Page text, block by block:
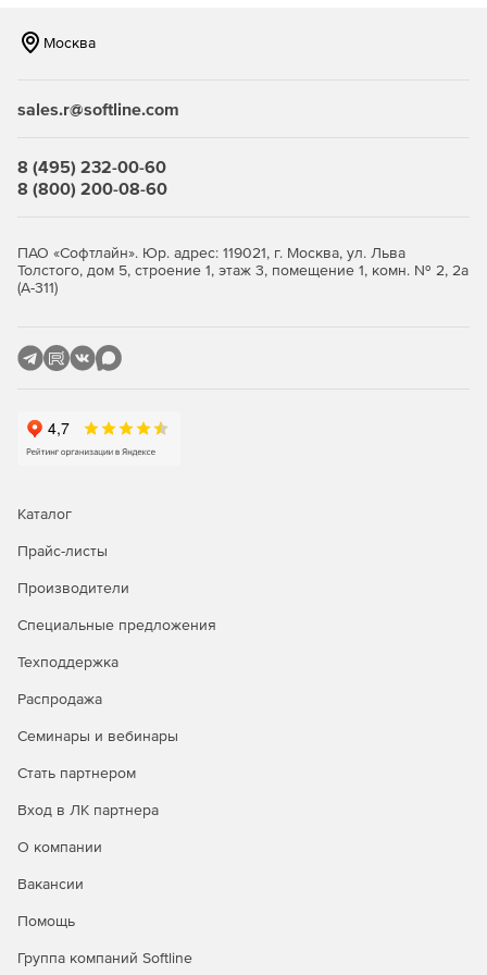
Техподдержка Premium:
телефону, а также через удаленный сеанс
подключения к компьютеру заказчика.
Помощь по продуктам DSS V6, DSS V6 Lite, DSS V7 и
до 4 рабочих часов.
заказчик может оставить заявку о своей проблеме, и
немедленно.
знаний Open-E.
телефону, а также через удаленный сеанс
Приобретается на 1 или 3 года.
Помощь по продуктам DSS V6, DSS V6 Lite, DSS V7 и
Время ожидание на запрос техподдержки составляет
праздники и выходные.
Немедленное реагирование в ответ на запросы по 5
срочным случаям.
Москва
sales.r@softline.com
8 (495) 232-00-60
8 (800) 200-08-60
ПАО «Софтлайн». Юр. адрес: 119021, г. Москва, ул. Льва
Толстого, дом 5, строение 1, этаж 3, помещение 1, комн. № 2, 2а
(А-311)
Каталог
Прайс-листы
Производители
Специальные предложения
Техподдержка
Распродажа
Семинары и вебинары
Стать партнером
Вход в ЛК партнера
О компании
Вакансии
Помощь
Группа компаний Softline